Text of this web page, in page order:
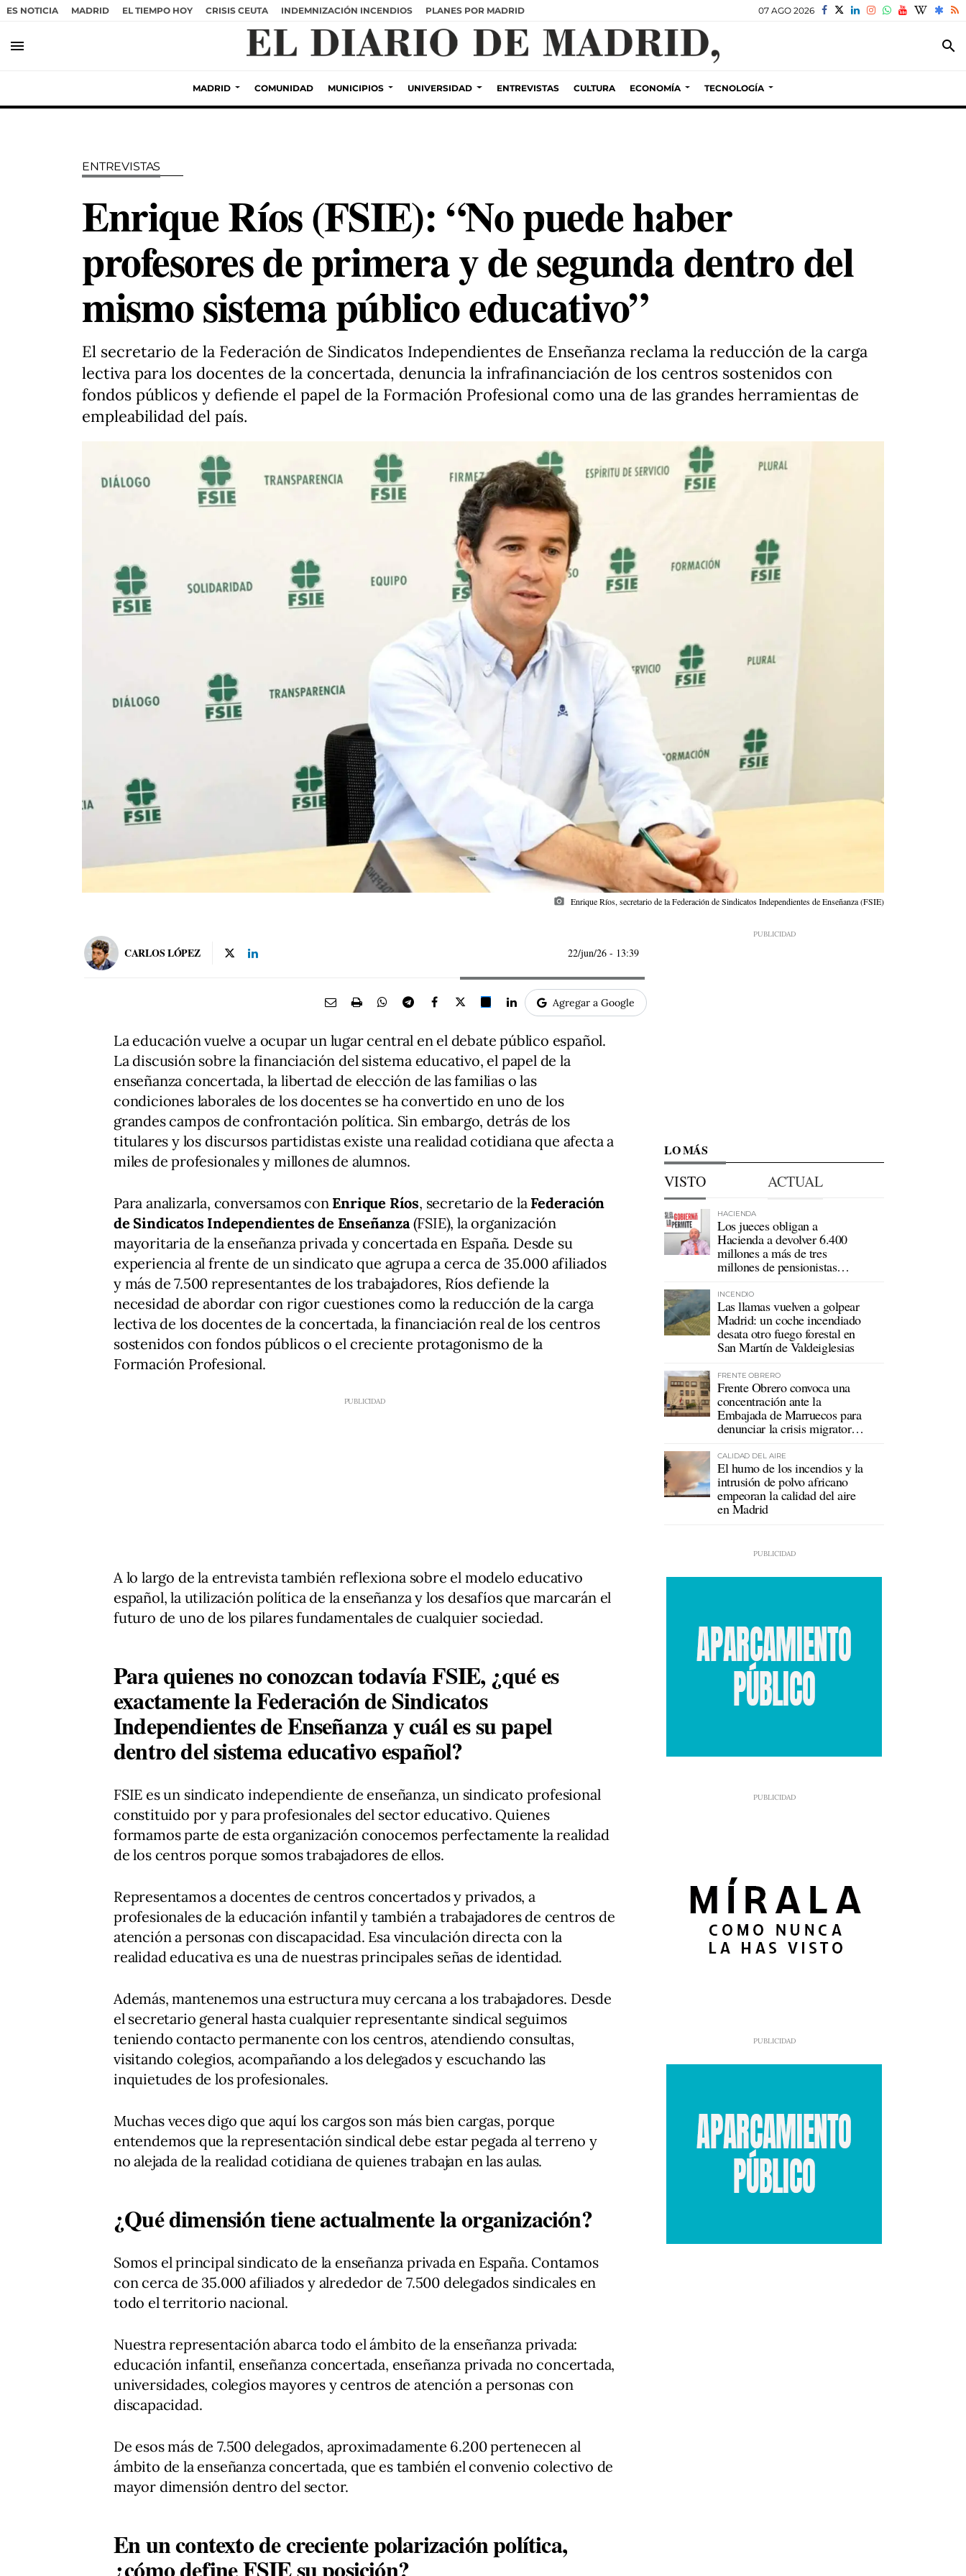
ES NOTICIA MADRID EL TIEMPO HOY CRISIS CEUTA INDEMNIZACIÓN INCENDIOS PLANES POR MADRID 07 AGO 2026
menu search
MADRID COMUNIDAD MUNICIPIOS UNIVERSIDAD ENTREVISTAS CULTURA ECONOMÍA TECNOLOGÍA
ENTREVISTAS
Enrique Ríos (FSIE): “No puede haber
profesores de primera y de segunda dentro del
mismo sistema público educativo”
El secretario de la Federación de Sindicatos Independientes de Enseñanza reclama la reducción de la carga
lectiva para los docentes de la concertada, denuncia la infrafinanciación de los centros sostenidos con
fondos públicos y defiende el papel de la Formación Profesional como una de las grandes herramientas de
empleabilidad del país.
photo_camera Enrique Ríos, secretario de la Federación de Sindicatos Independientes de Enseñanza (FSIE)
CARLOS LÓPEZ 22/jun/26 - 13:39
Agregar a Google
La educación vuelve a ocupar un lugar central en el debate público español.
La discusión sobre la financiación del sistema educativo, el papel de la
enseñanza concertada, la libertad de elección de las familias o las
condiciones laborales de los docentes se ha convertido en uno de los
grandes campos de confrontación política. Sin embargo, detrás de los
titulares y los discursos partidistas existe una realidad cotidiana que afecta a
miles de profesionales y millones de alumnos.
Para analizarla, conversamos con Enrique Ríos, secretario de la Federación
de Sindicatos Independientes de Enseñanza(FSIE), la organización
mayoritaria de la enseñanza privada y concertada en España. Desde su
experiencia al frente de un sindicato que agrupa a cerca de 35.000 afiliados
y más de 7.500 representantes de los trabajadores, Ríos defiende la
necesidad de abordar con rigor cuestiones como la reducción de la carga
lectiva de los docentes de la concertada, la financiación real de los centros
sostenidos con fondos públicos o el creciente protagonismo de la
Formación Profesional.
A lo largo de la entrevista también reflexiona sobre el modelo educativo
español, la utilización política de la enseñanza y los desafíos que marcarán el
futuro de uno de los pilares fundamentales de cualquier sociedad.
Para quienes no conozcan todavía FSIE, ¿qué es
exactamente la Federación de Sindicatos
Independientes de Enseñanza y cuál es su papel
dentro del sistema educativo español?
FSIE es un sindicato independiente de enseñanza, un sindicato profesional
constituido por y para profesionales del sector educativo. Quienes
formamos parte de esta organización conocemos perfectamente la realidad
de los centros porque somos trabajadores de ellos.
Representamos a docentes de centros concertados y privados, a
profesionales de la educación infantil y también a trabajadores de centros de
atención a personas con discapacidad. Esa vinculación directa con la
realidad educativa es una de nuestras principales señas de identidad.
Además, mantenemos una estructura muy cercana a los trabajadores. Desde
el secretario general hasta cualquier representante sindical seguimos
teniendo contacto permanente con los centros, atendiendo consultas,
visitando colegios, acompañando a los delegados y escuchando las
inquietudes de los profesionales.
Muchas veces digo que aquí los cargos son más bien cargas, porque
entendemos que la representación sindical debe estar pegada al terreno y
no alejada de la realidad cotidiana de quienes trabajan en las aulas.
¿Qué dimensión tiene actualmente la organización?
Somos el principal sindicato de la enseñanza privada en España. Contamos
con cerca de 35.000 afiliados y alrededor de 7.500 delegados sindicales en
todo el territorio nacional.
Nuestra representación abarca todo el ámbito de la enseñanza privada:
educación infantil, enseñanza concertada, enseñanza privada no concertada,
universidades, colegios mayores y centros de atención a personas con
discapacidad.
De esos más de 7.500 delegados, aproximadamente 6.200 pertenecen al
ámbito de la enseñanza concertada, que es también el convenio colectivo de
mayor dimensión dentro del sector.
En un contexto de creciente polarización política,
¿cómo define FSIE su posición?
LO MÁS
VISTO ACTUAL
HACIENDA
Los jueces obligan a
Hacienda a devolver 6.400
millones a más de tres
millones de pensionistas
INCENDIO
Las llamas vuelven a golpear
Madrid: un coche incendiado
desata otro fuego forestal en
San Martín de Valdeiglesias
FRENTE OBRERO
Frente Obrero convoca una
concentración ante la
Embajada de Marruecos para
denunciar la crisis migratoria
CALIDAD DEL AIRE
El humo de los incendios y la
intrusión de polvo africano
empeoran la calidad del aire
en Madrid